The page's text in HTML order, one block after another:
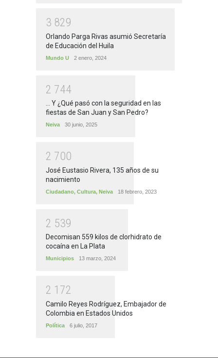
3 829
Orlando Parga Rivas asumió Secretaría
de Educación del Huila
Mundo U 2 enero, 2024
2 744
... Y ¿Qué pasó con la seguridad en las
fiestas de San Juan y San Pedro?
Neiva 30 junio, 2025
2 700
José Eustasio Rivera, 135 años de su
nacimiento
Ciudadano, Cultura, Neiva 18 febrero, 2023
2 539
Decomisan 559 kilos de clorhidrato de
cocaína en La Plata
Municipios 13 marzo, 2024
2 1 72
Camilo Reyes Rodríguez, Embajador de
Colombia en Estados Unidos
Política 6 julio, 2017